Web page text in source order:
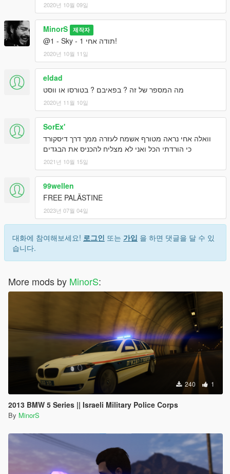
2020년 10월 09일
MinorS 제작자
@1 - Sky - 1 תודה אחי!
2020년 10월 11일
eldad
מה המספר של זה ? בפאיבם ? בטורסו או ווסט
2020년 11월 10일
SorEx'
וואלה אחי נראה מטורף אשמח לעזרה ממך דרך דיסקורד
כי הורדתי הכל ואני לא מצליח להכניס את הבגדים
2021년 10월 15일
99wellen
FREE PALÄSTINE
2023년 07월 04일
대화에 참여해보세요! 로그인 또는 가입 을 하면 댓글을 달 수 있
습니다.
More mods by MinorS:
240 1
2013 BMW 5 Series || Israeli Military Police Corps
By MinorS